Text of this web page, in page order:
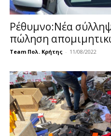
Ρέθυμνο:Νέα
πώληση
Team Πολ. Κρήτης - 11/08/2022